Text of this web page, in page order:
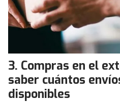
Compras en el
saber cuántos
disponibles